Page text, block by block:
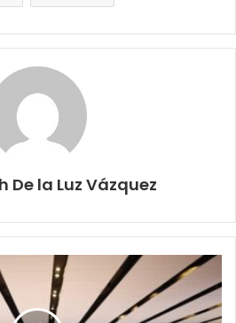
De la Luz Vázquez